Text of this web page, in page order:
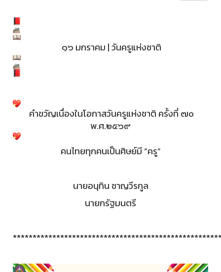
๑๖ มกราคม | วันครูแห่งชาติ
คำขวัญเนื่องในโอกาสวันครูแห่งชาติ ครั้งที่ ๗๐
พ.ศ.๒๕๖๙
คนไทยทุกคนเป็นศิษย์มี “ครู”
นายอนุทิน ชาญวีรกูล
นายกรัฐมนตรี